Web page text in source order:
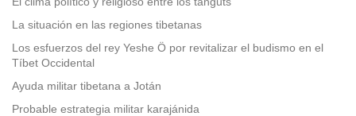
La situación en las regiones tibetanas
Los esfuerzos del rey Yeshe Ö por revitalizar el budismo en el
Tíbet Occidental
Ayuda militar tibetana a Jotán
Probable estrategia militar karajánida